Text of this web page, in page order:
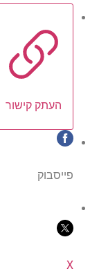
העתק קישור
פייסבוק
X